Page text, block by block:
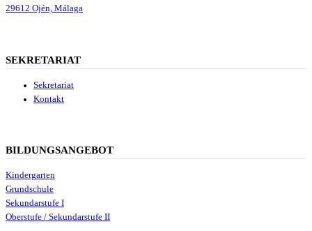
29612 Ojén, Málaga
SEKRETARIAT
Sekretariat
Kontakt
BILDUNGSANGEBOT
Kindergarten
Grundschule
Sekundarstufe I
Oberstufe / Sekundarstufe II